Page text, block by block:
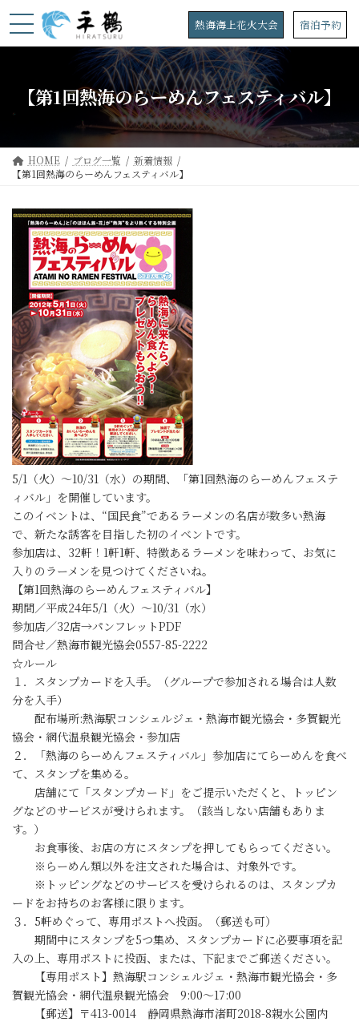
ン
プ
ビ
動
熱海海上花火大会 宿泊予約
【第1回熱海のらーめんフェスティバル】
HOME ブログ一覧
新着情報
【第1回熱海のらーめんフェスティバル】
5/1（火）～10/31（水）の期間、「第1回熱海のらーめんフェステ
ィバル」を開催しています。
このイベントは、“国民食”であるラーメンの名店が数多い熱海
で、新たな誘客を目指した初のイベントです。
参加店は、32軒！1軒1軒、特徴あるラーメンを味わって、お気に
入りのラーメンを見つけてくださいね。
【第1回熱海のらーめんフェスティバル】
期間／平成24年5/1（火）～10/31（水）
参加店／32店→パンフレットPDF
問合せ／熱海市観光協会0557-85-2222
☆ルール
１．スタンプカードを入手。（グループで参加される場合は人数
分を入手）
配布場所:熱海駅コンシェルジェ・熱海市観光協会・多賀観光
協会・網代温泉観光協会・参加店
２．「熱海のらーめんフェスティバル」参加店にてらーめんを食べ
て、スタンプを集める。
店舗にて「スタンプカード」をご提示いただくと、トッピン
グなどのサービスが受けられます。（該当しない店舗もありま
す。）
お食事後、お店の方にスタンプを押してもらってください。
※らーめん類以外を注文された場合は、対象外です。
※トッピングなどのサービスを受けられるのは、スタンプカ
ードをお持ちのお客様に限ります。
３．5軒めぐって、専用ポストへ投函。（郵送も可）
期間中にスタンプを5つ集め、スタンプカードに必要事項を記
入の上、専用ポストに投函、または、下記までご郵送ください。
【専用ポスト】熱海駅コンシェルジェ・熱海市観光協会・多
賀観光協会・網代温泉観光協会 9:00～17:00
【郵送】〒413-0014 静岡県熱海市渚町2018-8親水公園内